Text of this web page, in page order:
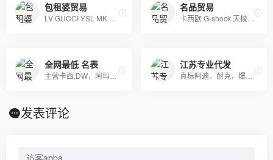
包租婆贸易 名品贸易
全网最低 名表 江苏专业代发
发表评论